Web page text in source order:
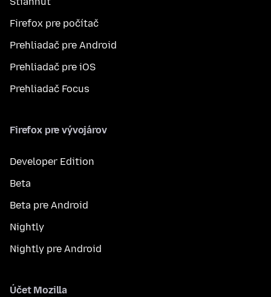
Firefox pre počítač
Prehliadač pre Android
Prehliadač pre iOS
Prehliadač Focus
Firefox pre vývojárov
Developer Edition
Beta
Beta pre Android
Nightly
Nightly pre Android
Účet Mozilla